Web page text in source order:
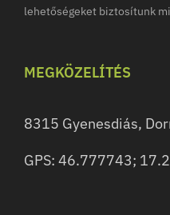
lehetőségeket biztosítunk
MEGKÖZELÍTÉS
8315 Gyenesdiás,
GPS: 46.777743;